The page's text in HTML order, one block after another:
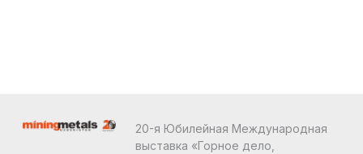
20-я Юбилейная Международная
выставка «Горное дело,